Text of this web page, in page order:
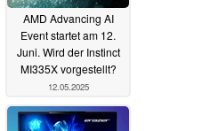
AMD Advancing AI
Event startet am 12.
Juni. Wird der Instinct
MI335X vorgestellt?
12.05.2025